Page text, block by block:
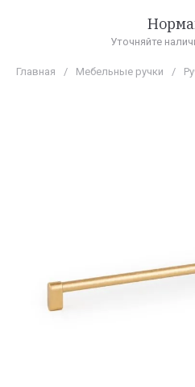
Уточняйте
Главная / Мебельные ручки /